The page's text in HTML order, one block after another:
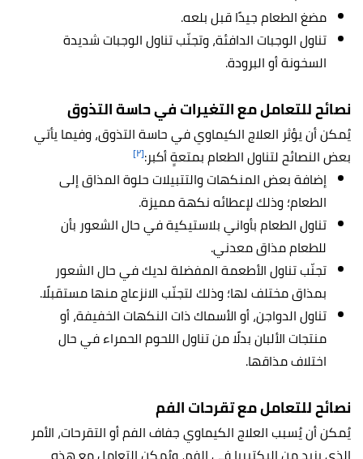
مضغ الطعام جيدًا قبل بلعه.
تناول الوجبات الدافئة، وتجنّب تناول الوجبات شديدة
السخونة أو البرودة.
نصائح للتعامل مع التغيرات في حاسة التذوق
يُمكن أن يؤثر العلاج الكيماوي في حاسة التذوق، وفيما يأتي
بعض النصائح لتناول الطعام بمتعةٍ أكبر:[٢]
إضافة بعض المنكهات والتتبيلات حلوة المذاق إلى
الطعام؛ وذلك لإعطائه نكهة مميزة.
تناول الطعام بأواني بلاستيكية في حال الشعور بأن
للطعام مذاق معدني.
تجنّب تناول الأطعمة المفضلة لديك في حال الشعور
بمذاق مختلف لها؛ وذلك لتجنّب الانزعاج منها مستقبلًا.
تناول الدواجن، أو الأسماك ذات النكهات الخفيفة، أو
منتجات الألبان بدلًا من تناول اللحوم الحمراء في حال
اختلاف مذاقها.
نصائح للتعامل مع تقرحات الفم
يُمكن أن يُسبب العلاج الكيماوي جفاف الفم أو التقرحات، الأمر